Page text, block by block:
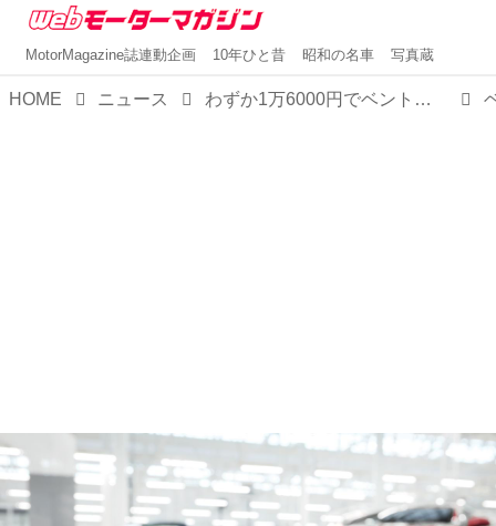
MotorMagazine誌連動企画 10年ひと昔 昭和の名車 写真蔵
HOME ニュース わずか1万6000円でベントレーオーナーに！？ベントレーコレクションに「バカラル」と「コンチネンタルGTスピード」のミニカーが登場。